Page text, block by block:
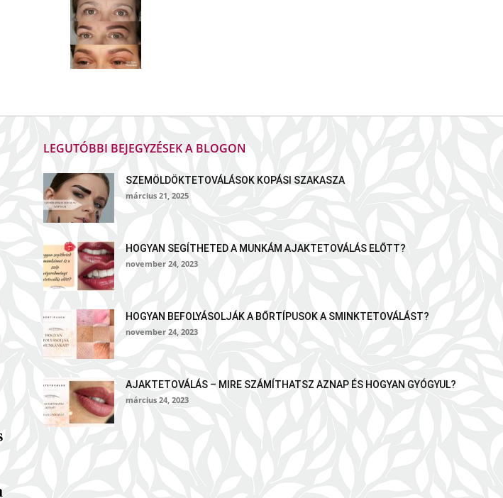
LEGUTÓBBI BEJEGYZÉSEK A BLOGON
SZEMÖLDÖKTETOVÁLÁSOK KOPÁSI SZAKASZA
március 21, 2025
HOGYAN SEGÍTHETED A MUNKÁM AJAKTETOVÁLÁS ELŐTT?
november 24, 2023
HOGYAN BEFOLYÁSOLJÁK A BŐRTÍPUSOK A SMINKTETOVÁLÁST?
november 24, 2023
AJAKTETOVÁLÁS – MIRE SZÁMÍTHATSZ AZNAP ÉS HOGYAN GYÓGYUL?
március 24, 2023